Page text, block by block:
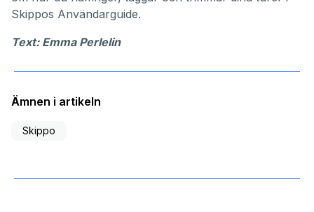
Skippos Användarguide.
Text: Emma Perlelin
Ämnen i artikeln
Skippo